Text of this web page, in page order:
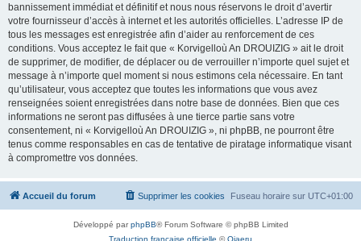
bannissement immédiat et définitif et nous nous réservons le droit d’avertir
votre fournisseur d’accès à internet et les autorités officielles. L’adresse IP de
tous les messages est enregistrée afin d’aider au renforcement de ces
conditions. Vous acceptez le fait que « Korvigelloù An DROUIZIG » ait le droit
de supprimer, de modifier, de déplacer ou de verrouiller n’importe quel sujet et
message à n’importe quel moment si nous estimons cela nécessaire. En tant
qu’utilisateur, vous acceptez que toutes les informations que vous avez
renseignées soient enregistrées dans notre base de données. Bien que ces
informations ne seront pas diffusées à une tierce partie sans votre
consentement, ni « Korvigelloù An DROUIZIG », ni phpBB, ne pourront être
tenus comme responsables en cas de tentative de piratage informatique visant
à compromettre vos données.
Accueil du forum Fuseau horaire sur UTC+01:00
Supprimer les cookies
Développé parphpBB® Forum Software © phpBB Limited
Traduction française officielle ©Qiaeru